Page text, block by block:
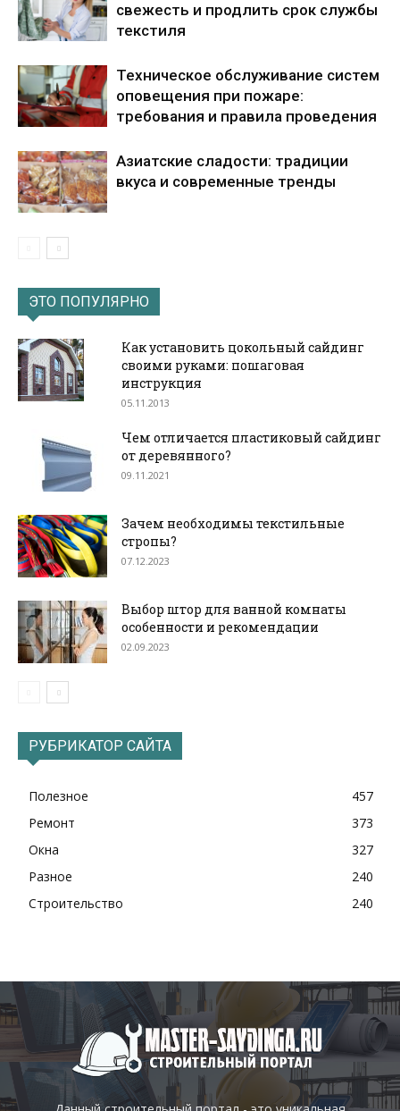
свежесть и продлить срок службы
текстиля
Техническое обслуживание систем
оповещения при пожаре:
требования и правила проведения
Азиатские сладости: традиции
вкуса и современные тренды
ЭТО ПОПУЛЯРНО
Как установить цокольный сайдинг
своими руками: пошаговая
инструкция
05.11.2013
Чем отличается пластиковый сайдинг
от деревянного?
09.11.2021
Зачем необходимы текстильные
стропы?
07.12.2023
Выбор штор для ванной комнаты
особенности и рекомендации
02.09.2023
РУБРИКАТОР САЙТА
Полезное
457
Ремонт
373
Окна
327
Разное
240
Строительство
240